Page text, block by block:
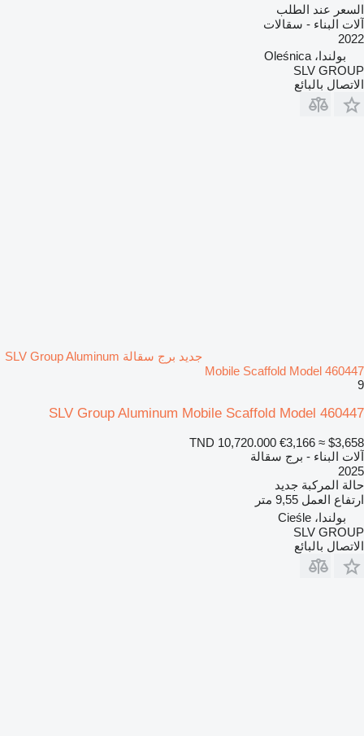
السعر عند الطلب
آلات البناء - سقالات
2022
بولندا، Oleśnica
SLV GROUP
الاتصال بالبائع
جديد برج سقالة SLV Group Aluminum
Mobile Scaffold Model 460447
9
SLV Group Aluminum Mobile Scaffold Model 460447
TND 10,720.000 €3,166 ≈ $3,658
آلات البناء - برج سقالة
2025
حالة المركبة جديد
ارتفاع العمل 9,55 متر
بولندا، Cieśle
SLV GROUP
الاتصال بالبائع